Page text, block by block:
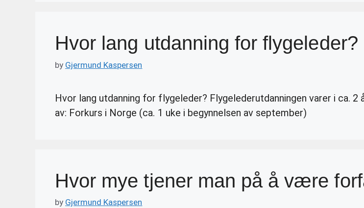
Hvor lang utdanning for flygeleder?
by Gjermund Kaspersen
Hvor lang utdanning for flygeleder? Flygelederutdanningen varer i ca. 2
av: Forkurs i Norge (ca. 1 uke i begynnelsen av september)
Hvor mye tjener man på å være
by Gjermund Kaspersen